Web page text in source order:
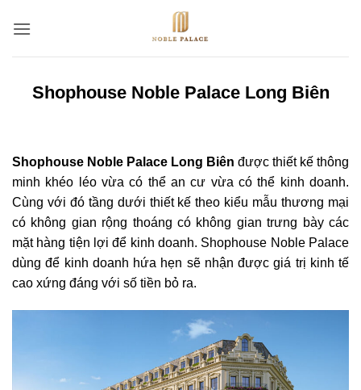
qua
Shophouse Noble Palace Long Biên
Shophouse Noble Palace Long Biên được thiết kế thông
minh khéo léo vừa có thể an cư vừa có thể kinh doanh.
Cùng với đó tầng dưới thiết kế theo kiểu mẫu thương mại
có không gian rộng thoáng có không gian trưng bày các
mặt hàng tiện lợi để kinh doanh. Shophouse Noble Palace
dùng để kinh doanh hứa hẹn sẽ nhận được giá trị kinh tế
cao xứng đáng với số tiền bỏ ra.